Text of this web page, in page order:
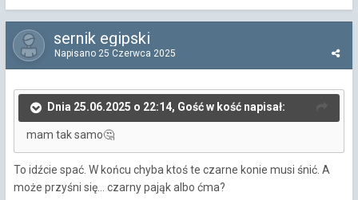
sernik egipski
Napisano 25 Czerwca 2025
Dnia 25.06.2025 o 22:14, Gość w kość napisał:
mam tak samo🤔
To idźcie spać. W końcu chyba ktoś te czarne konie musi śnić. A
może przyśni się... czarny pająk albo ćma?